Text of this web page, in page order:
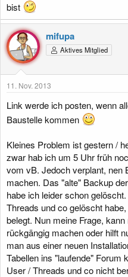
bist
mifupa
Aktives Mitglied
11. Nov. 2013
Link werde ich posten, wenn
Baustelle kommen
Kleines Problem ist gestern /
zwar hab ich um 5 Uhr früh
vom vB. Jedoch verplant, nen
machen. Das "alte" Backup
habe ich leider schon
Threads und co gelöscht
belegt. Nun meine Frage,
rückgängig machen oder hilft
man aus einer neuen
Tabellen ins "laufende" Forum
User / Threads und co nicht